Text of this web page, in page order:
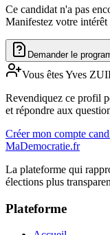
Ce candidat n'a pas
Manifestez votre
Demander le
Vous êtesYves
Revendiquez ce profil
et répondre aux
Créer mon compte
MaDemocratie.fr
La plateforme qui
élections plus
Plateforme